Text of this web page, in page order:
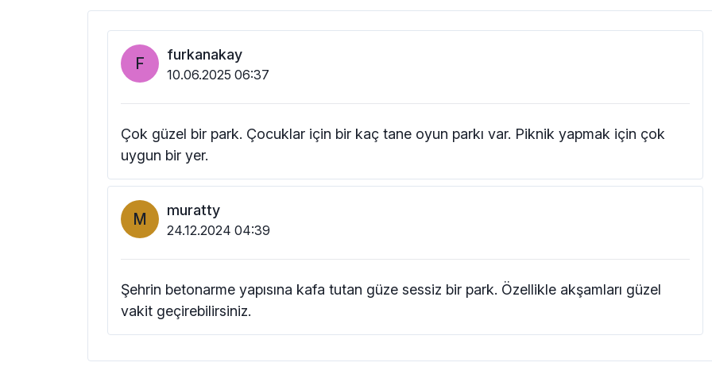
F furkanakay
10.06.2025 06:37
Çok güzel bir park. Çocuklar için bir kaç tane oyun parkı var. Piknik yapmak için çok
uygun bir yer.
M muratty
24.12.2024 04:39
Şehrin betonarme yapısına kafa tutan güze sessiz bir park. Özellikle akşamları güzel
vakit geçirebilirsiniz.